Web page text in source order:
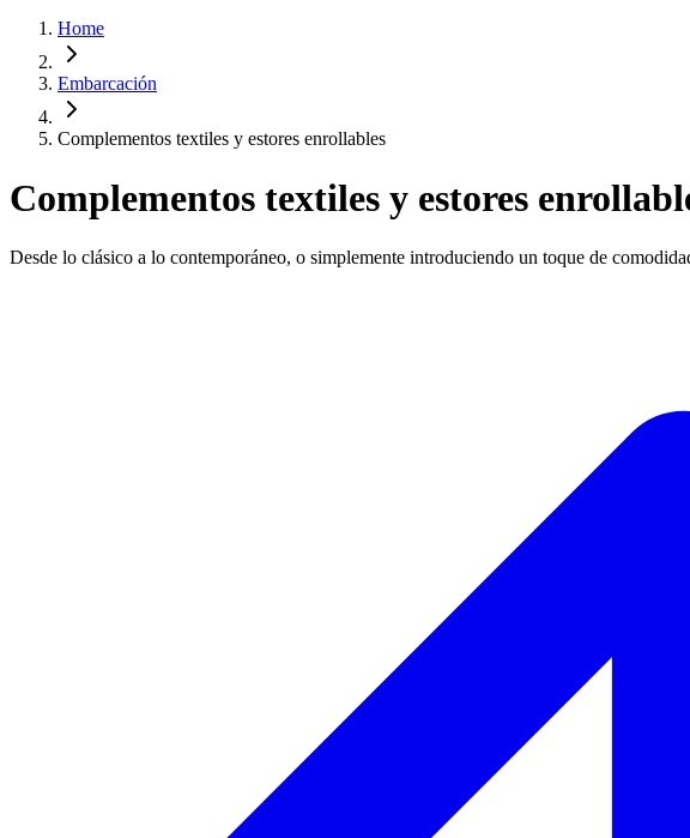
Home
Embarcación
Complementos textiles y estores enrollables
Complementos textiles y estores
Desde lo clásico a lo contemporáneo, o simplemente introduciendo un toque de